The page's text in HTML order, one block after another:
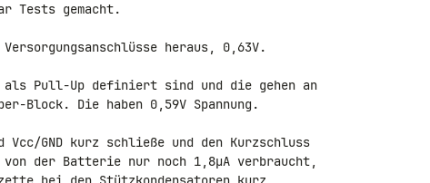
Tests gemacht.
Versorgungsanschlüsse heraus, 0,63V.
Pull-Up definiert sind und die gehen an
Block. Die haben 0,59V Spannung.
GND kurz schließe und den Kurzschluss
der Batterie nur noch 1,8µA verbraucht,